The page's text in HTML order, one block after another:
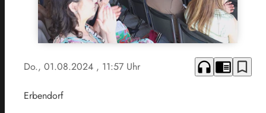
Do., 01.08.2024 , 11:57 Uhr headphones chrome_reader_mode bookmark_border
Erbendorf